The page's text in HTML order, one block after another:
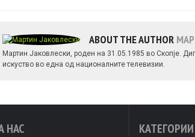
ABOUT THE AUTHOR
Мартин Јаковлески, роден на 31.05.1985 во Скопје.
искуство во една од националните телевизии.
НАС КАТЕГОРИИ